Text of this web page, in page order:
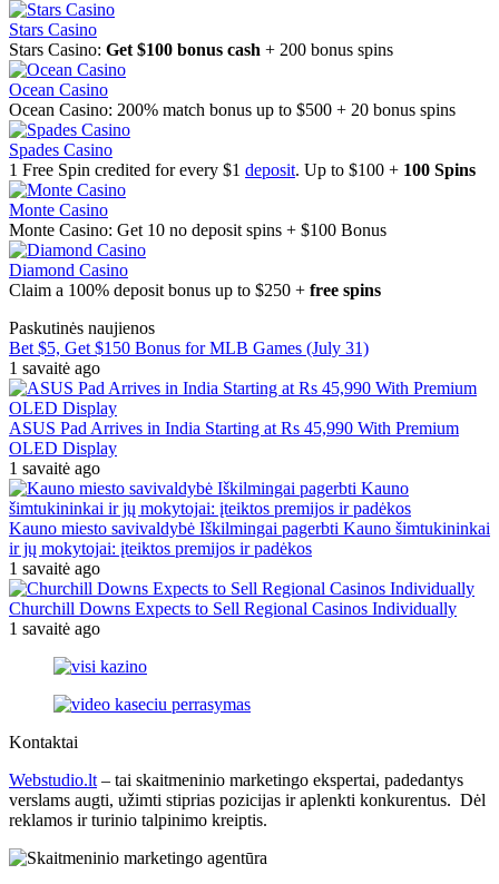
Stars Casino
Stars Casino: Get $100 bonus cash + 200 bonus spins
Ocean Casino
Ocean Casino: 200% match bonus up to $500 + 20 bonus spins
Spades Casino
1 Free Spin credited for every $1 deposit. Up to $100 + 100 Spins
Monte Casino
Monte Casino: Get 10 no deposit spins + $100 Bonus
Diamond Casino
Claim a 100% deposit bonus up to $250 + free spins
Paskutinės naujienos
Bet $5, Get $150 Bonus for MLB Games (July 31)
1 savaitė ago
ASUS Pad Arrives in India Starting at Rs 45,990 With Premium
OLED Display
1 savaitė ago
Kauno miesto savivaldybė Iškilmingai pagerbti Kauno šimtukininkai
ir jų mokytojai: įteiktos premijos ir padėkos
1 savaitė ago
Churchill Downs Expects to Sell Regional Casinos Individually
1 savaitė ago
Kontaktai
Webstudio.lt – tai skaitmeninio marketingo ekspertai, padedantys
verslams augti, užimti stiprias pozicijas ir aplenkti konkurentus. Dėl
reklamos ir turinio talpinimo kreiptis.